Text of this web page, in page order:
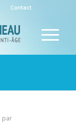
Contact
par